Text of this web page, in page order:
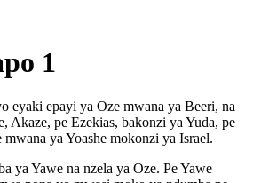
1
eyaki epayi ya Oze mwana ya Beeri, na
Akaze, pe Ezekias, bakonzi ya Yuda, pe
ya Yoashe mokonzi ya Israel.
ya Yawe na nzela ya Oze. Pe Yawe